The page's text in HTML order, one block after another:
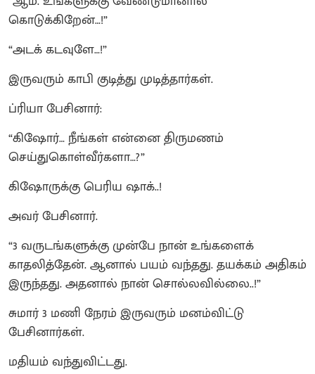
கொடுக்கிறேன்…!”
“அடக் கடவுளே…!”
இருவரும் காபி குடித்து முடித்தார்கள்.
ப்ரியா பேசினார்:
“கிஷோர்… நீங்கள் என்னை திருமணம்
செய்துகொள்வீர்களா…?”
கிஷோருக்கு பெரிய ஷாக்..!
அவர் பேசினார்.
“3 வருடங்களுக்கு முன்பே நான் உங்களைக்
காதலித்தேன். ஆனால் பயம் வந்தது. தயக்கம் அதிகம்
இருந்தது. அதனால் நான் சொல்லவில்லை..!”
சுமார் 3 மணி நேரம் இருவரும் மனம்விட்டு
பேசினார்கள்.
மதியம் வந்துவிட்டது.